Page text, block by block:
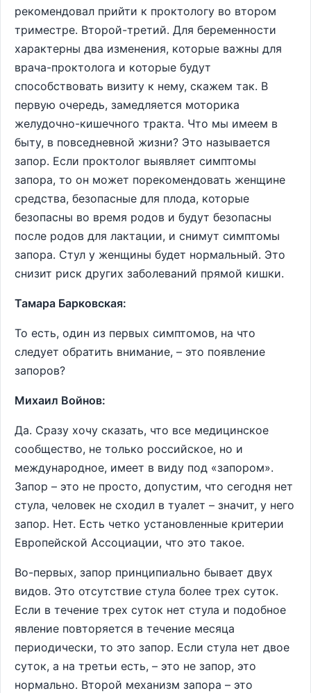
рекомендовал прийти к проктологу во втором
триместре. Второй-третий. Для беременности
характерны два изменения, которые важны для
врача-проктолога и которые будут
способствовать визиту к нему, скажем так. В
первую очередь, замедляется моторика
желудочно-кишечного тракта. Что мы имеем в
быту, в повседневной жизни? Это называется
запор. Если проктолог выявляет симптомы
запора, то он может порекомендовать женщине
средства, безопасные для плода, которые
безопасны во время родов и будут безопасны
после родов для лактации, и снимут симптомы
запора. Стул у женщины будет нормальный. Это
снизит риск других заболеваний прямой кишки.
Тамара Барковская:
То есть, один из первых симптомов, на что
следует обратить внимание, – это появление
запоров?
Михаил Войнов:
Да. Сразу хочу сказать, что все медицинское
сообщество, не только российское, но и
международное, имеет в виду под «запором».
Запор – это не просто, допустим, что сегодня нет
стула, человек не сходил в туалет – значит, у него
запор. Нет. Есть четко установленные критерии
Европейской Ассоциации, что это такое.
Во-первых, запор принципиально бывает двух
видов. Это отсутствие стула более трех суток.
Если в течение трех суток нет стула и подобное
явление повторяется в течение месяца
периодически, то это запор. Если стула нет двое
суток, а на третьи есть, – это не запор, это
нормально. Второй механизм запора – это